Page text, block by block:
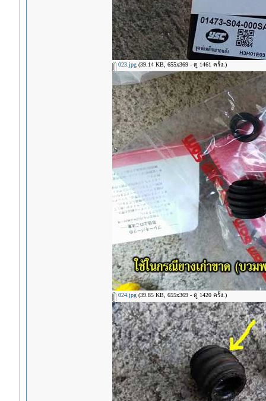
023.jpg(39.14 KB, 655x369 - ดู 1461 ครั้ง.)
024.jpg(39.85 KB, 655x369 - ดู 1420 ครั้ง.)